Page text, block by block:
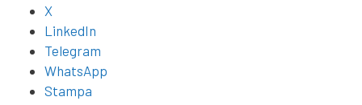
X
LinkedIn
Telegram
WhatsApp
Stampa